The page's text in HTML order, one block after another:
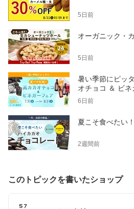
5日前
オーガニック・
5日前
暑い季節にピッ
オチョコ ＆ ビネ
6日前
夏こそ食べたい
2週間前
このトピックを書いたショップ